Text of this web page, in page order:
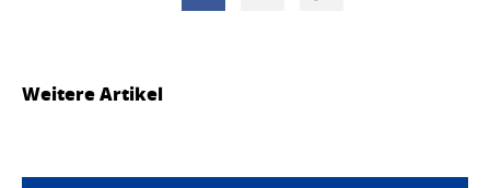
Weitere Artikel